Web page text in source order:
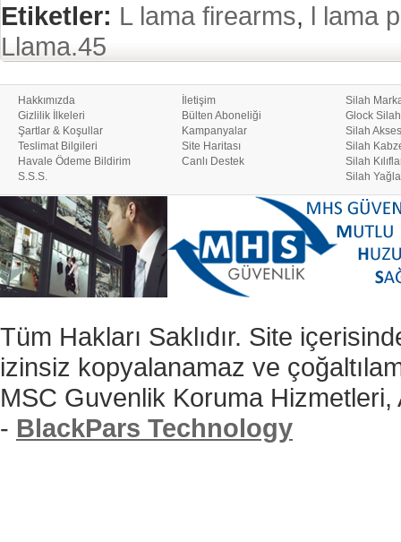
Etiketler: L lama firearms, l lama
Llama.45
Hakkımızda
Gizlilik İlkeleri
Şartlar & Koşullar
Teslimat Bilgileri
Havale Ödeme Bildirim
S.S.S.
İletişim
Bülten Aboneliği
Kampanyalar
Site Haritası
Canlı Destek
Silah
Glock
Silah
Silah
Silah
Silah
Tüm Hakları Saklıdır. Site
izinsiz kopyalanamaz ve
MSC Guvenlik Koruma
- BlackPars Technology